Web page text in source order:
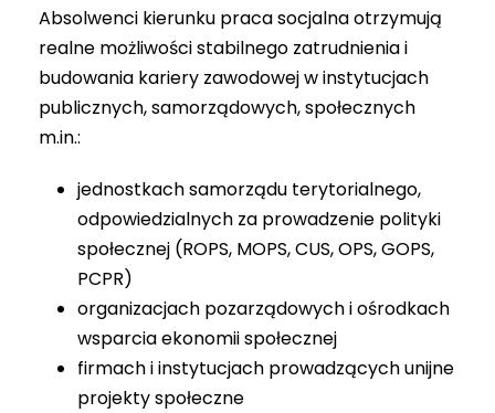
Absolwenci kierunku praca socjalna otrzymują
realne możliwości stabilnego zatrudnienia i
budowania kariery zawodowej w instytucjach
publicznych, samorządowych, społecznych
m.in.:
jednostkach samorządu terytorialnego,
odpowiedzialnych za prowadzenie polityki
społecznej (ROPS, MOPS, CUS, OPS, GOPS,
PCPR)
organizacjach pozarządowych i ośrodkach
wsparcia ekonomii społecznej
firmach i instytucjach prowadzących unijne
projekty społeczne